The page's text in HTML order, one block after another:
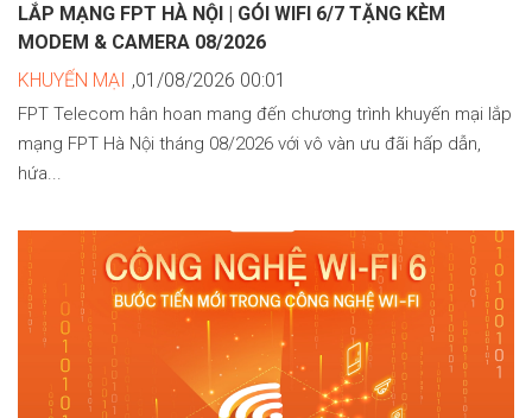
LẮP MẠNG FPT HÀ NỘI | GÓI WIFI 6/7 TẶNG KÈM
MODEM & CAMERA 08/2026
KHUYẾN MẠI ,01/08/2026 00:01
FPT Telecom hân hoan mang đến chương trình khuyến mại lắp
mạng FPT Hà Nội tháng 08/2026 với vô vàn ưu đãi hấp dẫn,
hứa...